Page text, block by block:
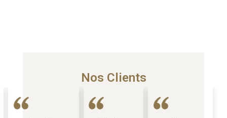
Nos Clients